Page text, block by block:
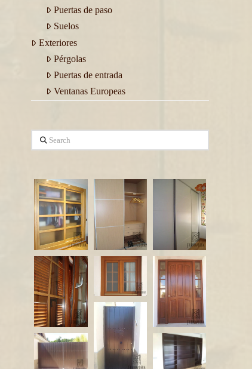
Puertas de paso
Suelos
Exteriores
Pérgolas
Puertas de entrada
Ventanas Europeas
Search